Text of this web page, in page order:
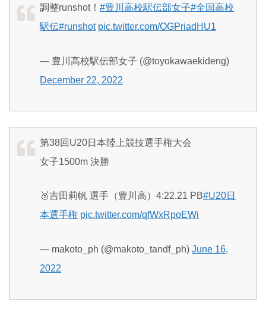
調整runshot！ #豊川高校駅伝部女子#全国高校
駅伝#runshot pic.twitter.com/OGPriadHU1
— 豊川高校駅伝部女子 (@toyokawaekideng)
December 22, 2022
第38回U20日本陸上競技選手権大会
女子1500m 決勝
🥈吉田莉帆 選手（豊川高）4:22.21 PB#U20日
本選手権 pic.twitter.com/qfWxRpoEWi
— makoto_ph (@makoto_tandf_ph) June 16,
2022